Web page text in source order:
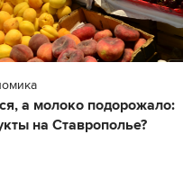
а молоко подорожало:
на Ставрополье?